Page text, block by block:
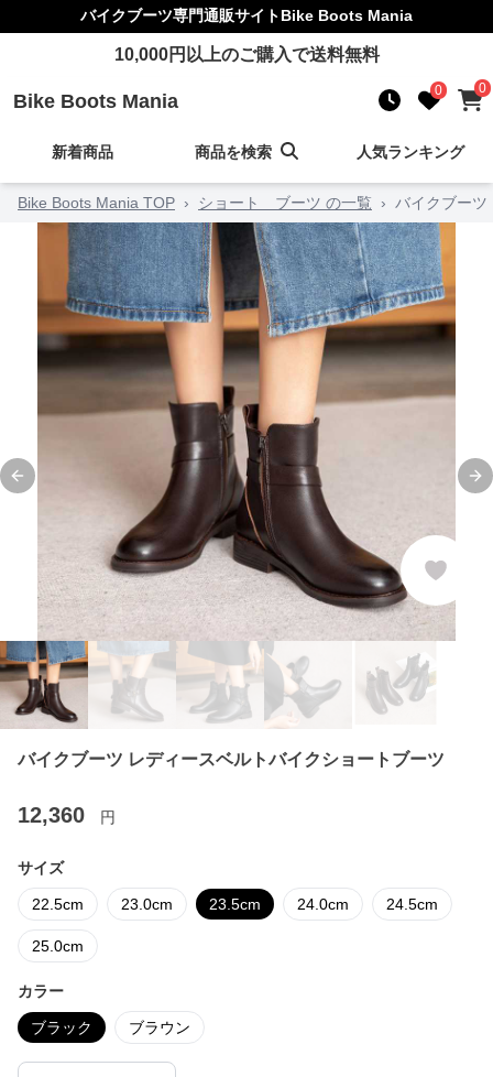
バイクブーツ専門通販サイトBike Boots Mania
10,000円以上のご購入で送料無料
Bike Boots Mania 0 0
新着商品 商品を検索 人気ランキング
Bike Boots Mania TOP › ショート ブーツ の一覧 › バイクブーツ
Previous slide
バイクブーツ レディースベルトバイクショートブーツ
12,360 円
サイズ
22.5cm 23.0cm 23.5cm 24.0cm 24.5cm
25.0cm
カラー
ブラック ブラウン